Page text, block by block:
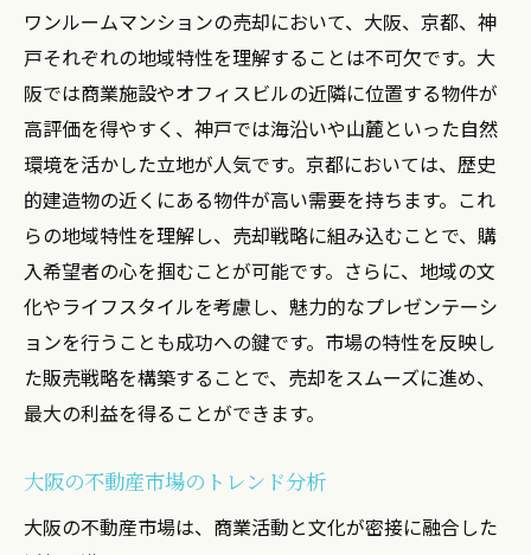
神戸の海沿いエリアでワンルームマンションを
売却するための魅力活用術
海の景観を最大限に活かす方法
海沿いエリアの生活利便性をアピール
地域の歴史と文化を売却にどう活かすか
神戸港の発展が市場に与える影響
海沿いエリアの防災対策とその重要性
自然環境がもたらす不動産価値の上昇
大阪・京都・神戸の不動産特性を活かしたワン
ルームマンションの売却法
各都市の文化的背景と不動産市場
都市計画と不動産市場の関連性
地域の暮らしやすさを売却にアピール
ワンルームマンションの売却において、大阪、京都、神
戸それぞれの地域特性を理解することは不可欠です。大
阪では商業施設やオフィスビルの近隣に位置する物件が
高評価を得やすく、神戸では海沿いや山麓といった自然
環境を活かした立地が人気です。京都においては、歴史
的建造物の近くにある物件が高い需要を持ちます。これ
らの地域特性を理解し、売却戦略に組み込むことで、購
入希望者の心を掴むことが可能です。さらに、地域の文
化やライフスタイルを考慮し、魅力的なプレゼンテーシ
ョンを行うことも成功への鍵です。市場の特性を反映し
た販売戦略を構築することで、売却をスムーズに進め、
最大の利益を得ることができます。
大阪の不動産市場のトレンド分析
大阪の不動産市場は、商業活動と文化が密接に融合した